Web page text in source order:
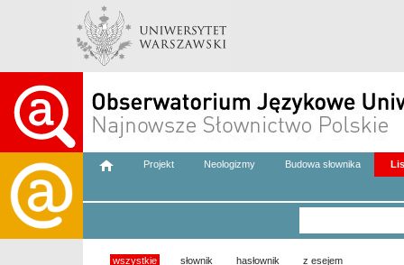
Projekt Neologizmy Budowa słownika
wszystkie słownik hasłownik z esejem